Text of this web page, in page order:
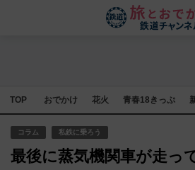
TOP おでかけ 花火 青春18きっぷ
コラム 私鉄に乗ろう
最後に蒸気機関車が走っ